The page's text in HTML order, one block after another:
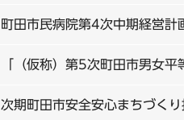
町田市民病院第4次中期経営計
「（仮称）第5次町田市男女平
次期町田市安全安心まちづくり